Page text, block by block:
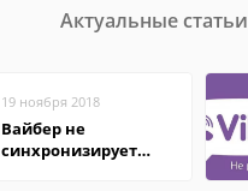
Актуальные статьи
19 ноября 2018
Вайбер не
синхронизирует